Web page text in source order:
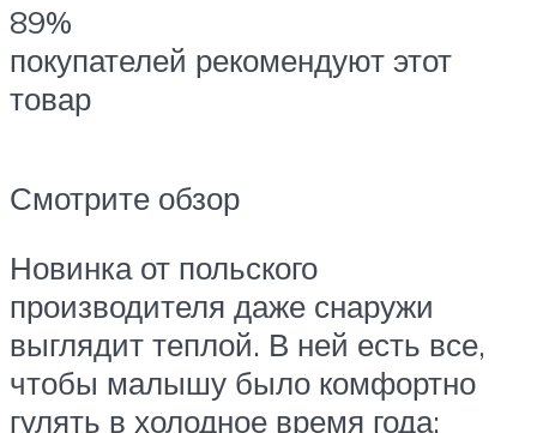
89%
покупателей рекомендуют этот
товар
Смотрите обзор
Новинка от польского
производителя даже снаружи
выглядит теплой. В ней есть все,
чтобы малышу было комфортно
гулять в холодное время года: